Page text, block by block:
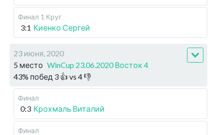
Финал 1 Круг
3:1 Киенко Сергей
23 июня, 2020
5 место WinCup 23.06.2020 Восток 4
43% побед 3 👍 vs 4👎
Финал
0:3 Крохмаль Виталий
Финал